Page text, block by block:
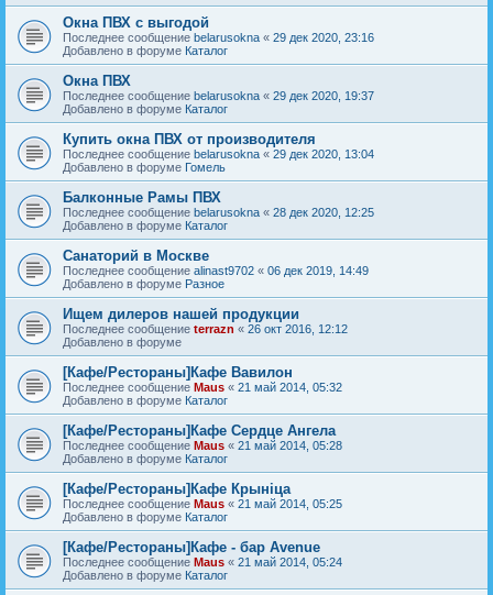
Окна ПВХ с выгодой
Последнее сообщение belarusokna « 29 дек 2020, 23:16
Добавлено в форуме Каталог
Окна ПВХ
Последнее сообщение belarusokna « 29 дек 2020, 19:37
Добавлено в форуме Каталог
Купить окна ПВХ от производителя
Последнее сообщение belarusokna « 29 дек 2020, 13:04
Добавлено в форуме Гомель
Балконные Рамы ПВХ
Последнее сообщение belarusokna « 28 дек 2020, 12:25
Добавлено в форуме Каталог
Санаторий в Москве
Последнее сообщение alinast9702 « 06 дек 2019, 14:49
Добавлено в форуме Разное
Ищем дилеров нашей продукции
Последнее сообщение terrazn « 26 окт 2016, 12:12
Добавлено в форуме
[Кафе/Рестораны]Кафе Вавилон
Последнее сообщение Maus « 21 май 2014, 05:32
Добавлено в форуме Каталог
[Кафе/Рестораны]Кафе Сердце Ангела
Последнее сообщение Maus « 21 май 2014, 05:28
Добавлено в форуме Каталог
[Кафе/Рестораны]Кафе Крыніца
Последнее сообщение Maus « 21 май 2014, 05:25
Добавлено в форуме Каталог
[Кафе/Рестораны]Кафе - бар Avenue
Последнее сообщение Maus « 21 май 2014, 05:24
Добавлено в форуме Каталог